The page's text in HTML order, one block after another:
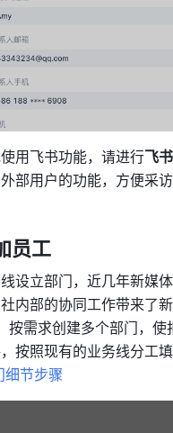
用飞书功能，请进行飞
部用户的功能，方便采
员工
设立部门，近几年新媒
内部的协同工作带来了
按需求创建多个部门，
按照现有的业务线分工
细节步骤